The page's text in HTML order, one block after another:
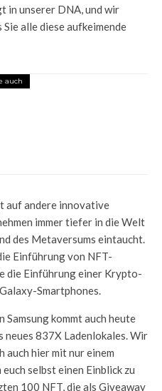
in unserer DNA, und wir
Sie alle diese aufkeimende
auch
auf andere innovative
immer tiefer in die Welt
des Metaversums eintaucht.
Einführung von NFT-
die Einführung einer Krypto-
Smartphones.
kommt auch heute
neues 837X Ladenlokales. Wir
auch hier mit nur einem
selbst einen Einblick zu
100 NFT, die als Giveaway